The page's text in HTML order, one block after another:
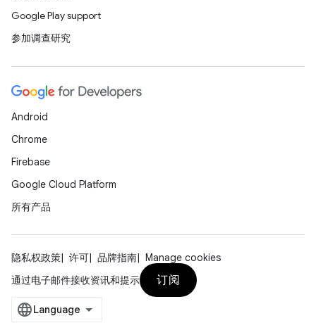
Google Play support
参加调查研究
Android
Chrome
Firebase
Google Cloud Platform
所有产品
隐私权政策 许可 品牌指南
Manage cookies
通过电子邮件接收资讯和提示
订阅